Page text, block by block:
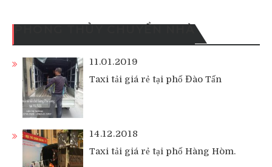
11.01.2019
Taxi tải giá rẻ tại phố Đào Tấn
14.12.2018
Taxi tải giá rẻ tại phố Hàng Hòm.